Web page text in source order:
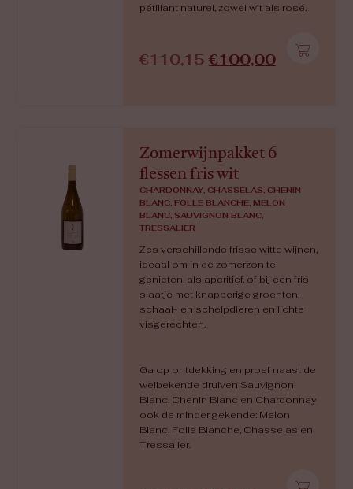
pétillant naturel, zowel wit als rosé.
€110,15 €100,00
Zomerwijnpakket 6
flessen fris wit
CHARDONNAY, CHASSELAS, CHENIN
BLANC, FOLLE BLANCHE, MELON
BLANC, SAUVIGNON BLANC,
TRESSALIER
Zes verschillende frisse witte wijnen,
ideaal om in de zomerzon te
genieten, als aperitief, of bij een fris
slaatje met knapperige groenten,
schaal- en schelpdieren en lichte
visgerechten.
Ga op ontdekking en proef naast de
welbekende druiven Sauvignon
Blanc, Chenin Blanc en Chardonnay
ook de minder gekende: Melon
Blanc, Folle Blanche, Chasselas en
Tressalier.